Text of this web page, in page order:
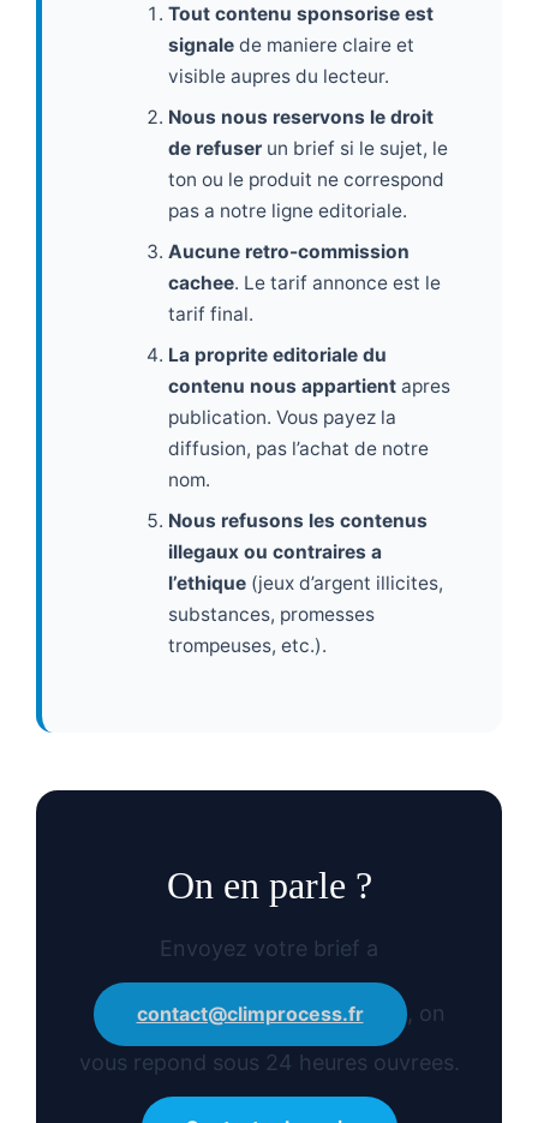
Tout contenu sponsorise est
signalede maniere claire et
visible aupres du lecteur.
Nous nous reservons le droit
de refuserun brief si le sujet, le
ton ou le produit ne correspond
pas a notre ligne editoriale.
Aucune retro-commission
cachee. Le tarif annonce est le
tarif final.
La proprite editoriale du
contenu nous appartientapres
publication. Vous payez la
diffusion, pas l’achat de notre
nom.
Nous refusons les contenus
illegaux ou contraires a
l’ethique(jeux d’argent illicites,
substances, promesses
trompeuses, etc.).
On en parle ?
Envoyez votre brief a
contact@climprocess.fr
, on
vous repond sous 24 heures ouvrees.